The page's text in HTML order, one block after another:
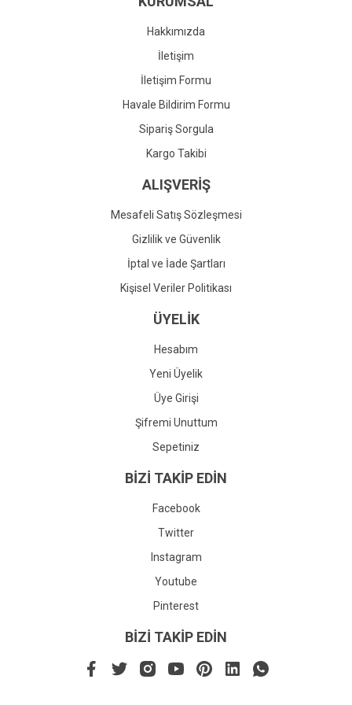
Gönder
Hakkımızda
İletişim
İletişim Formu
Havale Bildirim Formu
Sipariş Sorgula
Kargo Takibi
ALIŞVERİŞ
Mesafeli Satış Sözleşmesi
Gizlilik ve Güvenlik
İptal ve İade Şartları
Kişisel Veriler Politikası
ÜYELİK
Hesabım
Yeni Üyelik
Üye Girişi
Şifremi Unuttum
Sepetiniz
BİZİ TAKİP EDİN
Facebook
Twitter
Instagram
Youtube
Pinterest
BİZİ TAKİP EDİN